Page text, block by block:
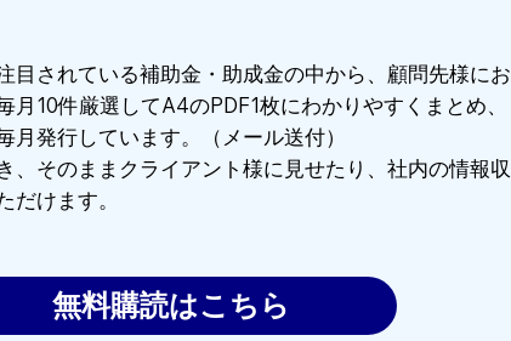
目されている補助金・助成金の中から、顧問先様にお
月10件厳選してA4のPDF1枚にわかりやすくまとめ、
月発行しています。（メール送付）
、そのままクライアント様に見せたり、社内の情報収
だけます。
無料購読はこちら